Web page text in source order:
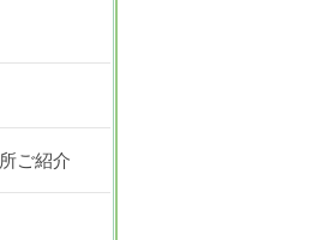
ご紹介